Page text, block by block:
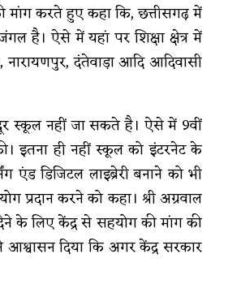
मांग करते हुए कहा कि, छत्तीसगढ़ में
है। ऐसे में यहां पर शिक्षा क्षेत्र में
दंतेवाड़ा आदि आदिवासी
स्कूल नहीं जा सकते है। ऐसे में 9वीं
इतना ही नहीं स्कूल को इंटरनेट के
एंड डिजिटल लाइब्रेरी बनाने को भी
प्रदान करने को कहा। श्री अग्रवाल
के लिए केंद्र से सहयोग की मांग की
आश्वासन दिया कि अगर केंद्र सरकार